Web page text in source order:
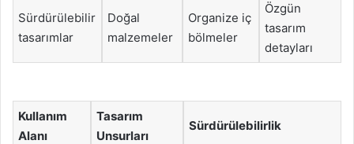
Sürdürülebilir
tasarımlar
Doğal
malzemeler
Organize iç
bölmeler
Özgün
tasarım
detayları
Kullanım
Alanı
Tasarım
Unsurları
Sürdürülebilirlik